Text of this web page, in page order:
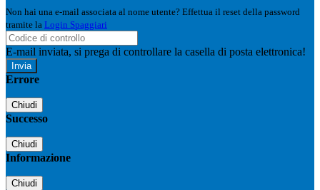
Non hai una e-mail associata al nome utente? Effettua il reset della password
tramite la Login Spaggiari
E-mail inviata, si prega di controllare la casella di posta elettronica!
Errore
Chiudi
Successo
Chiudi
Informazione
Chiudi